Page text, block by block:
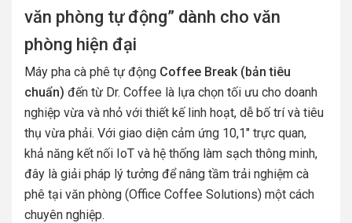
văn phòng tự động” dành cho văn
phòng hiện đại
Máy pha cà phê tự động Coffee Break (bản tiêu
chuẩn) đến từ Dr. Coffee là lựa chọn tối ưu cho doanh
nghiệp vừa và nhỏ với thiết kế linh hoạt, dễ bố trí và tiêu
thụ vừa phải. Với giao diện cảm ứng 10,1″ trực quan,
khả năng kết nối IoT và hệ thống làm sạch thông minh,
đây là giải pháp lý tưởng để nâng tầm trải nghiệm cà
phê tại văn phòng (Office Coffee Solutions) một cách
chuyên nghiệp.